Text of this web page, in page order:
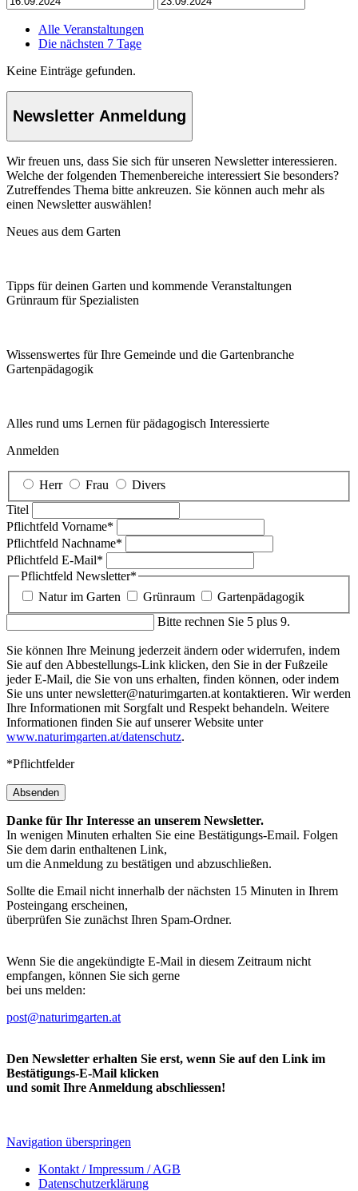
Alle Veranstaltungen
Die nächsten 7 Tage
Keine Einträge gefunden.
Newsletter Anmeldung
Wir freuen uns, dass Sie sich für unseren Newsletter interessieren.
Welche der folgenden Themenbereiche interessiert Sie besonders?
Zutreffendes Thema bitte ankreuzen. Sie können auch mehr als
einen Newsletter auswählen!
Neues aus dem Garten
Tipps für deinen Garten und kommende Veranstaltungen
Grünraum für Spezialisten
Wissenswertes für Ihre Gemeinde und die Gartenbranche
Garten­pädagogik
Alles rund ums Lernen für pädagogisch Interessierte
Anmelden
Herr Frau
Divers
Titel
Pflichtfeld Vorname*
Pflichtfeld Nachname*
Pflichtfeld E-Mail*
Pflichtfeld Newsletter*
Natur im Garten
Grünraum
Gartenpädagogik
Bitte rechnen Sie 5 plus 9.
Sie können Ihre Meinung jederzeit ändern oder widerrufen, indem
Sie auf den Abbestellungs-Link klicken, den Sie in der Fußzeile
jeder E-Mail, die Sie von uns erhalten, finden können, oder indem
Sie uns unter newsletter@naturimgarten.at kontaktieren. Wir werden
Ihre Informationen mit Sorgfalt und Respekt behandeln. Weitere
Informationen finden Sie auf unserer Website unter
www.naturimgarten.at/datenschutz.
*Pflichtfelder
Absenden
Danke für Ihr Interesse an unserem Newsletter.
In wenigen Minuten erhalten Sie eine Bestätigungs-Email. Folgen
Sie dem darin enthaltenen Link,
um die Anmeldung zu bestätigen und abzuschließen.
Sollte die Email nicht innerhalb der nächsten 15 Minuten in Ihrem
Posteingang erscheinen,
überprüfen Sie zunächst Ihren Spam-Ordner.
Wenn Sie die angekündigte E-Mail in diesem Zeitraum nicht
empfangen, können Sie sich gerne
bei uns melden:
post@naturimgarten.at
Den Newsletter erhalten Sie erst, wenn Sie auf den Link im
Bestätigungs-E-Mail klicken
und somit Ihre Anmeldung abschliessen!
Navigation überspringen
Kontakt / Impressum / AGB
Datenschutzerklärung